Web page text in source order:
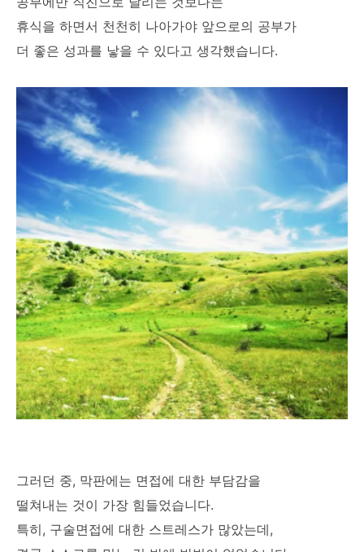
휴식을 하면서 천천히 나아가야 앞으로의 공부가
더 좋은 성과를 낳을 수 있다고 생각했습니다.
그러던 중, 막판에는 면접에 대한 부담감을
떨쳐내는 것이 가장 힘들었습니다.
특히, 구술면접에 대한 스트레스가 많았는데,